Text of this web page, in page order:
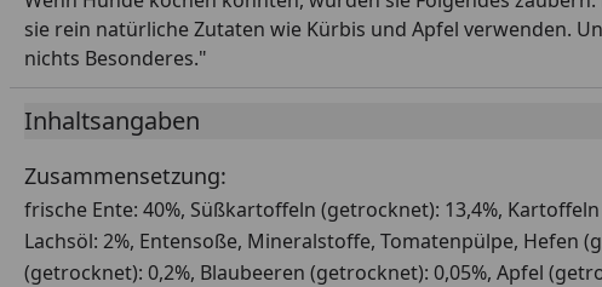
sie rein natürliche Zutaten wie Kürbis und Apfel verwenden.
nichts Besonderes."
Inhaltsangaben
Zusammensetzung:
frische Ente: 40%, Süßkartoffeln (getrocknet): 13,4%,
Lachsöl: 2%, Entensoße, Mineralstoffe, Tomatenpülpe, Hefen
(getrocknet): 0,2%, Blaubeeren (getrocknet): 0,05%, Apfel